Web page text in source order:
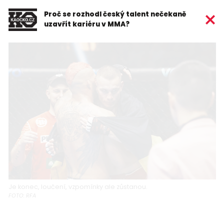
Proč se rozhodl český talent nečekaně
uzavřít kariéru v MMA?